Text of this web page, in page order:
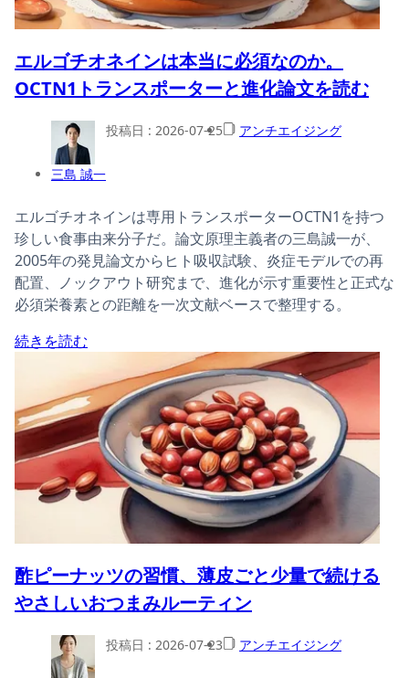
エルゴチオネインは本当に必須なのか。
OCTN1トランスポーターと進化論文を読む
三島 誠一
投稿日 : 2026-07-25 アンチエイジング
エルゴチオネインは専用トランスポーターOCTN1を持つ
珍しい食事由来分子だ。論文原理主義者の三島誠一が、
2005年の発見論文からヒト吸収試験、炎症モデルでの再
配置、ノックアウト研究まで、進化が示す重要性と正式な
必須栄養素との距離を一次文献ベースで整理する。
続きを読む
酢ピーナッツの習慣、薄皮ごと少量で続ける
やさしいおつまみルーティン
投稿日 : 2026-07-23 アンチエイジング